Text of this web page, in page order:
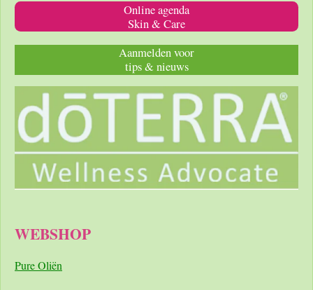
Online agenda
Skin & Care
Aanmelden voor
tips & nieuws
WEBSHOP
Pure Oliën